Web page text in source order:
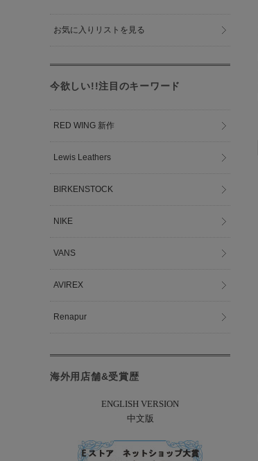
お気に入りリストを見る
今欲しい!!注目のキーワード
RED WING 新作
Lewis Leathers
BIRKENSTOCK
NIKE
VANS
AVIREX
Renapur
海外用店舗&受賞歴
ENGLISH VERSION
中文版